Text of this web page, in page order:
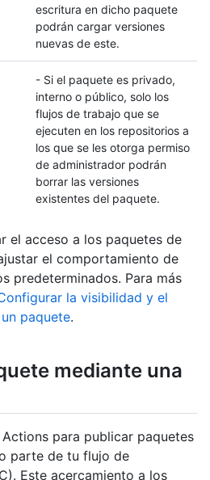
escritura en dicho paquete
podrán cargar versiones
nuevas de este.
- Si el paquete es privado,
interno o público, solo los
flujos de trabajo que se
ejecuten en los repositorios a
los que se les otorga permiso
de administrador podrán
borrar las versiones
existentes del paquete.
el acceso a los paquetes de
el comportamiento de
predeterminados. Para más
la visibilidad y el
paquete.
mediante una
para publicar paquetes
parte de tu flujo de
Este acercamiento a los